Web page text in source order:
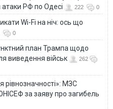
атаки РФ по Одесі
222 0
Wi-Fi на ніч: ось що
0
план Трампа щодо
виведення військ
262
МЗС
за заяву про загибель